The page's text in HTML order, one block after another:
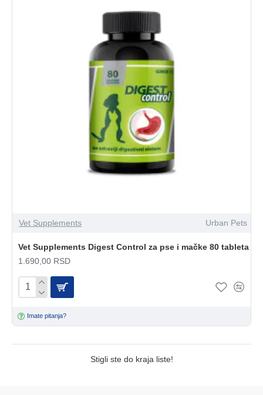
Vet Supplements Urban Pets
Vet Supplements Digest Control za pse i mačke 80 tableta
1.690,00 RSD
Imate pitanja?
Stigli ste do kraja liste!